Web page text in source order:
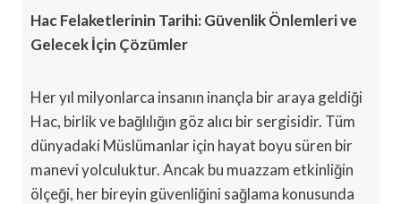
Hac Felaketlerinin Tarihi: Güvenlik Önlemleri ve
Gelecek İçin Çözümler
Her yıl milyonlarca insanın inançla bir araya geldiği
Hac, birlik ve bağlılığın göz alıcı bir sergisidir. Tüm
dünyadaki Müslümanlar için hayat boyu süren bir
manevi yolculuktur. Ancak bu muazzam etkinliğin
ölçeği, her bireyin güvenliğini sağlama konusunda